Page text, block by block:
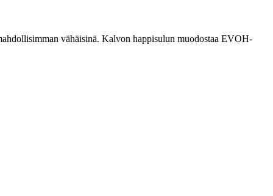
vähäisinä. Kalvon happisulun muodostaa EVOH-